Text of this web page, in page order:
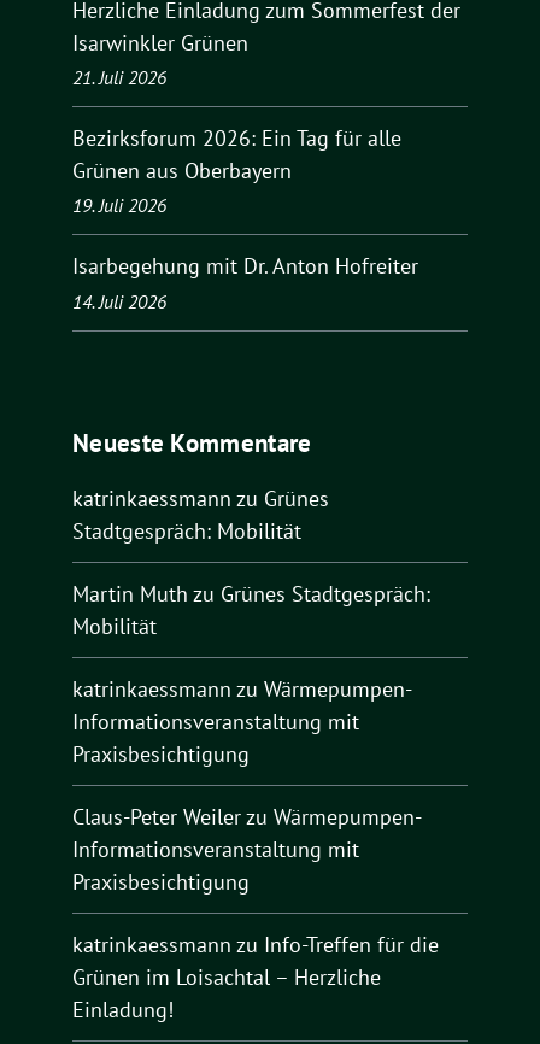
Herzliche Einladung zum Sommerfest der
Isarwinkler Grünen
21. Juli 2026
Bezirksforum 2026: Ein Tag für alle
Grünen aus Oberbayern
19. Juli 2026
Isarbegehung mit Dr. Anton Hofreiter
14. Juli 2026
Neueste Kommentare
katrinkaessmann zu Grünes
Stadtgespräch: Mobilität
Martin Muth zu Grünes Stadtgespräch:
Mobilität
katrinkaessmann zu Wärmepumpen-
Informationsveranstaltung mit
Praxisbesichtigung
Claus-Peter Weilerzu Wärmepumpen-
Informationsveranstaltung mit
Praxisbesichtigung
katrinkaessmann zu Info-Treffen für die
Grünen im Loisachtal – Herzliche
Einladung!